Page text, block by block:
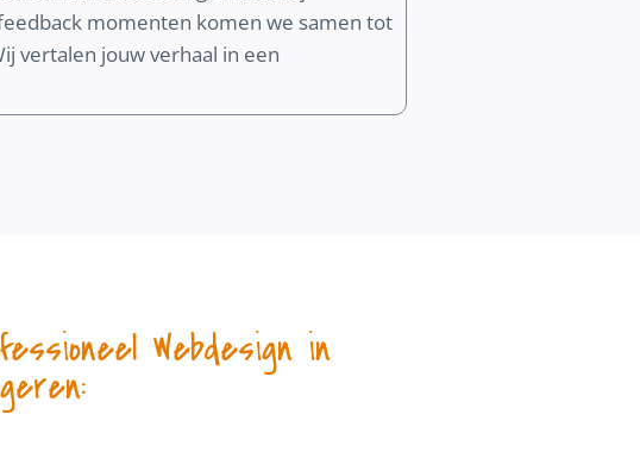
momenten komen we samen tot
vertalen jouw verhaal in een
Webdesign in